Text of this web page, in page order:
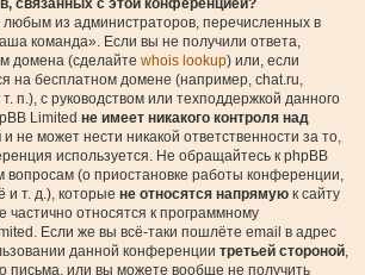
связанных с этой конференцией?
любым из администраторов, перечисленных в
команда». Если вы не получили ответа,
домена (сделайте whois lookup) или, если
на бесплатном домене (например, chat.ru,
п.), с руководством или техподдержкой данного
Limited не имеет никакого контроля над
и не может нести никакой ответственности за то,
используется. Не обращайтесь к phpBB
вопросам (о приостановке работы конференции,
и т. д.), которые не относятся напрямую к сайту
частично относятся к программному
Если же вы всё-таки пошлёте email в адрес
данной конференции третьей стороной,
письма, или вы можете вообще не получить